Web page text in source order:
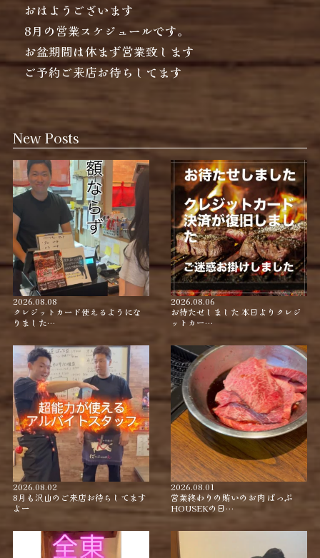
おはようございます
8月の営業スケジュールです。
お盆期間は休まず営業致します
ご予約ご来店お待ちしてます
New Posts
2026.08.08
クレジットカード使えるようにな
りました…
2026.08.06
お待たせしました 本日よりクレジ
ットカー…
2026.08.02
8月も沢山のご来店お待ちしてます
よー
2026.08.01
営業終わりの賄いのお肉 ぱっぷ
HOUSEKの日…